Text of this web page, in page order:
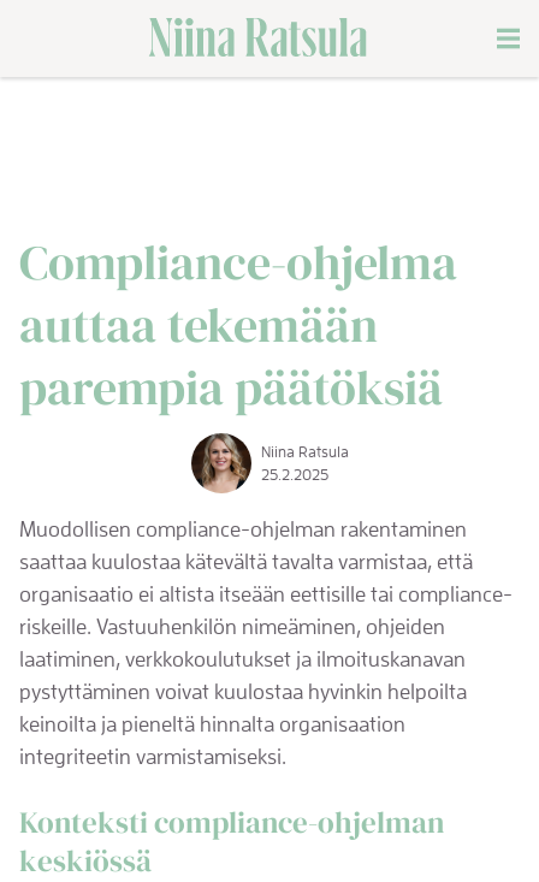
Compliance-ohjelma
auttaa tekemään
parempia päätöksiä
Niina Ratsula
25.2.2025
Muodollisen compliance-ohjelman rakentaminen
saattaa kuulostaa kätevältä tavalta varmistaa, että
organisaatio ei altista itseään eettisille tai compliance-
riskeille. Vastuuhenkilön nimeäminen, ohjeiden
laatiminen, verkkokoulutukset ja ilmoituskanavan
pystyttäminen voivat kuulostaa hyvinkin helpoilta
keinoilta ja pieneltä hinnalta organisaation
integriteetin varmistamiseksi.
Konteksti compliance-ohjelman
keskiössä